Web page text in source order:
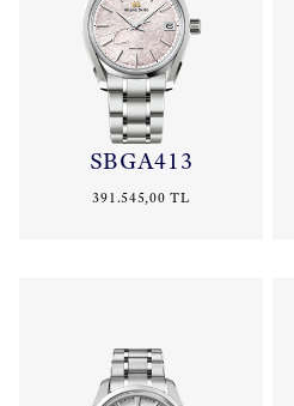
SBGA413
391.545,00 TL